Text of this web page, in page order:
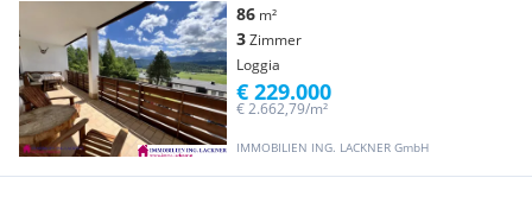
86 m²
3Zimmer
Loggia
IMMOBILIEN ING. LACKNER GmbH
€ 2.662,79/m²
€ 229.000